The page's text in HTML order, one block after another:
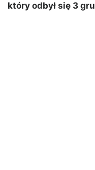
który odbył się 3